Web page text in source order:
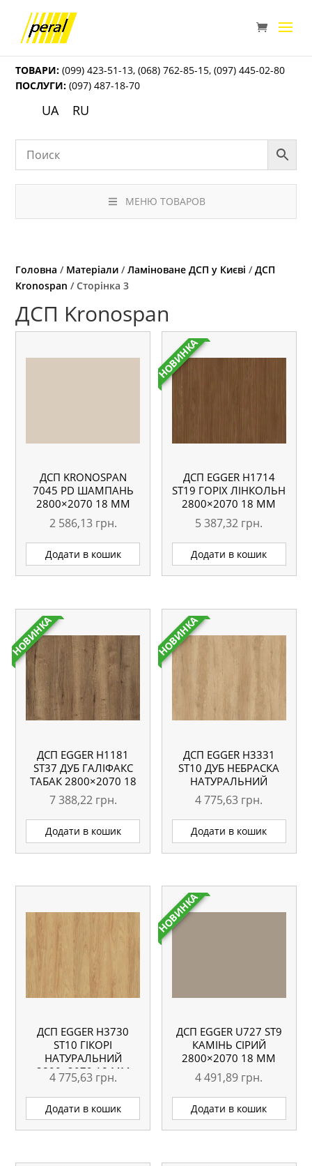
ТОВАРИ: (099) 423-51-13,(068) 762-85-15,(097) 445-02-80
ПОСЛУГИ: (097) 487-18-70
UA RU
МЕНЮ ТОВАРОВ
Головна / Матеріали /Ламіноване ДСП у Києві /ДСП
Kronospan / Сторінка 3
ДСП Kronospan
ДСП KRONOSPAN
7045 PD ШАМПАНЬ
2800×2070 18 ММ
2 586,13 грн.
Додати в кошик
НОВИНКА
ДСП EGGER H1714
ST19 ГОРІХ ЛІНКОЛЬН
2800×2070 18 ММ
5 387,32 грн.
Додати в кошик
НОВИНКА
ДСП EGGER H1181
ST37 ДУБ ГАЛІФАКС
ТАБАК 2800×2070 18
ММ
7 388,22 грн.
Додати в кошик
НОВИНКА
ДСП EGGER H3331
ST10 ДУБ НЕБРАСКА
НАТУРАЛЬНИЙ
2800×2070 18 ММ
4 775,63 грн.
Додати в кошик
ДСП EGGER H3730
ST10 ГІКОРІ
НАТУРАЛЬНИЙ
2800×2070 18 ММ
4 775,63 грн.
Додати в кошик
НОВИНКА
ДСП EGGER U727 ST9
КАМІНЬ СІРИЙ
2800×2070 18 ММ
4 491,89 грн.
Додати в кошик